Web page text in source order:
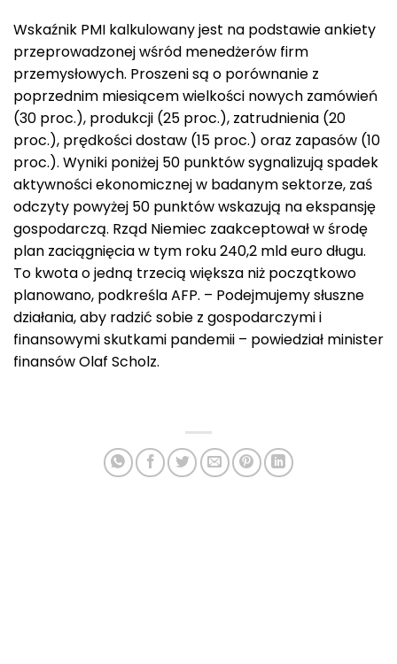
Wskaźnik PMI kalkulowany jest na podstawie ankiety
przeprowadzonej wśród menedżerów firm
przemysłowych. Proszeni są o porównanie z
poprzednim miesiącem wielkości nowych zamówień
(30 proc.), produkcji (25 proc.), zatrudnienia (20
proc.), prędkości dostaw (15 proc.) oraz zapasów (10
proc.). Wyniki poniżej 50 punktów sygnalizują spadek
aktywności ekonomicznej w badanym sektorze, zaś
odczyty powyżej 50 punktów wskazują na ekspansję
gospodarczą. Rząd Niemiec zaakceptował w środę
plan zaciągnięcia w tym roku 240,2 mld euro długu.
To kwota o jedną trzecią większa niż początkowo
planowano, podkreśla AFP. – Podejmujemy słuszne
działania, aby radzić sobie z gospodarczymi i
finansowymi skutkami pandemii – powiedział minister
finansów Olaf Scholz.